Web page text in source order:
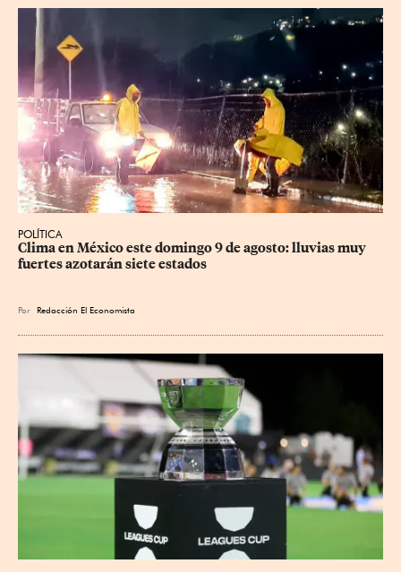
POLÍTICA
Clima en México este domingo 9 de agosto: lluvias muy
fuertes azotarán siete estados
Por Redacción El Economista